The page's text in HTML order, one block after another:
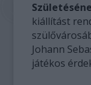
kiállítást
Johann
játékos